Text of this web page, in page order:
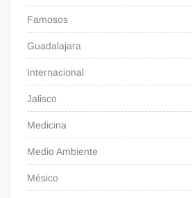
Famosos
Guadalajara
Internacional
Jalisco
Medicina
Medio Ambiente
Mésico